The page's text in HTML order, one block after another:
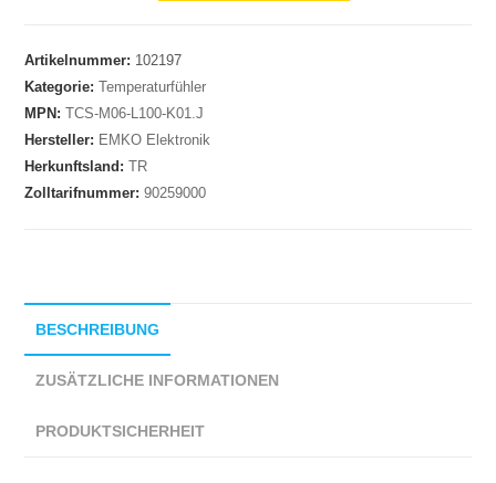
Artikelnummer: 102197
Kategorie:Temperaturfühler
MPN:TCS-M06-L100-K01.J
Hersteller: EMKO Elektronik
Herkunftsland:TR
Zolltarifnummer:90259000
BESCHREIBUNG
ZUSÄTZLICHE INFORMATIONEN
PRODUKTSICHERHEIT